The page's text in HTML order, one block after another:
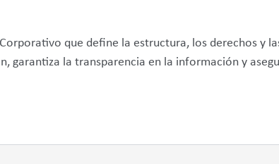
que define la estructura, los derechos y
garantiza la transparencia en la información y